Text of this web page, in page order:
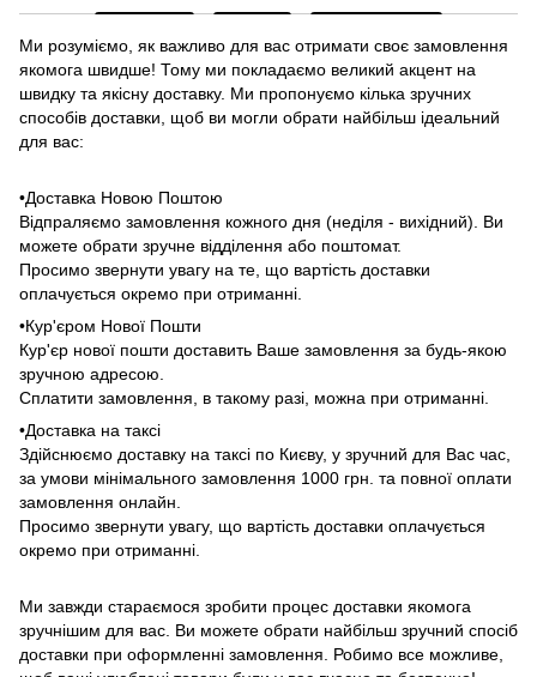
Ми розуміємо, як важливо для вас отримати своє замовлення
якомога швидше! Тому ми покладаємо великий акцент на
швидку та якісну доставку. Ми пропонуємо кілька зручних
способів доставки, щоб ви могли обрати найбільш ідеальний
для вас:
•Доставка Новою Поштою
Відпраляємо замовлення кожного дня (неділя - вихідний). Ви
можете обрати зручне відділення або поштомат.
Просимо звернути увагу на те, що вартість доставки
оплачується окремо при отриманні.
•Кур'єром Нової Пошти
Кур'єр нової пошти доставить Ваше замовлення за будь-якою
зручною адресою.
Сплатити замовлення, в такому разі, можна при отриманні.
•Доставка на таксі
Здійснюємо доставку на таксі по Києву, у зручний для Вас час,
за умови мінімального замовлення 1000 грн. та повної оплати
замовлення онлайн.
Просимо звернути увагу, що вартість доставки оплачується
окремо при отриманні.
Ми завжди стараємося зробити процес доставки якомога
зручнішим для вас. Ви можете обрати найбільш зручний спосіб
доставки при оформленні замовлення. Робимо все можливе,